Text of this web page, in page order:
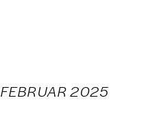
FEBRUAR2025